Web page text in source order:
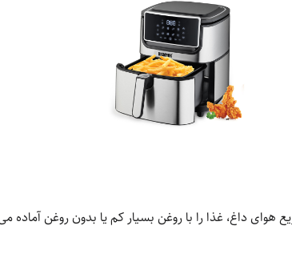
داغ، غذا را با روغن بسیار کم یا بدون روغن آماده